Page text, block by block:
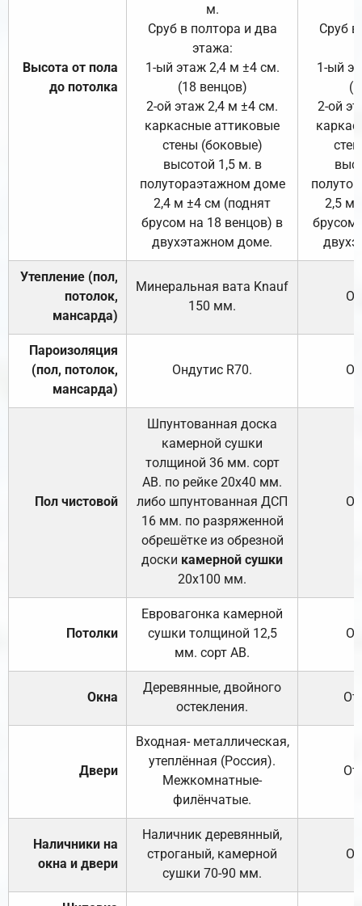
Высота от пола
до потолка
м.
Сруб в полтора и два
этажа:
1-ый этаж 2,4 м ±4 см.
(18 венцов)
2-ой этаж 2,4 м ±4 см.
каркасные аттиковые
стены (боковые)
высотой 1,5 м. в
полутораэтажном доме
2,4 м ±4 см (поднят
брусом на 18 венцов) в
двухэтажном доме.
Сруб
1-ый
2-ой
2,5 м
брусом
Утепление (пол,
потолок,
мансарда)
Минеральная вата Knauf
150 мм.
Пароизоляция
(пол, потолок,
мансарда)
Ондутис R70.
Пол чистовой
Шпунтованная доска
камерной сушки
толщиной 36 мм. сорт
АВ. по рейке 20х40 мм.
либо шпунтованная ДСП
16 мм. по разряженной
обрешётке из обрезной
доски камерной сушки
20х100 мм.
Потолки
Евровагонка камерной
сушки толщиной 12,5
мм. сорт АВ.
Окна
Деревянные, двойного
остекления.
Двери
Входная- металлическая,
утеплённая (Россия).
Межкомнатные-
филёнчатые.
Наличники на
окна и двери
Наличник деревянный,
строганый, камерной
сушки 70-90 мм.